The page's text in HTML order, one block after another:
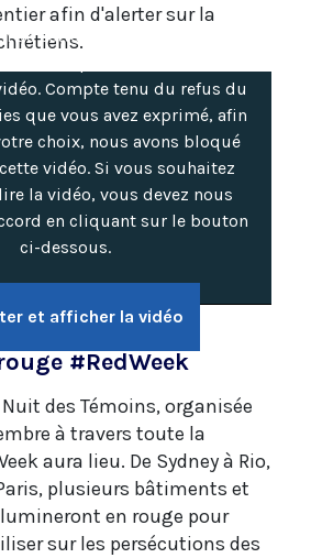
afin d'alerter sur la
de cette vidéo peut entraîner
Compte tenu du refus du
que vous avez exprimé, afin
choix, nous avons bloqué
vidéo. Si vous souhaitez
la vidéo, vous devez nous
en cliquant sur le bouton
ci-dessous.
et afficher la vidéo
#RedWeek
des Témoins, organisée
à travers toute la
aura lieu. De Sydney à Rio,
plusieurs bâtiments et
en rouge pour
sur les persécutions des